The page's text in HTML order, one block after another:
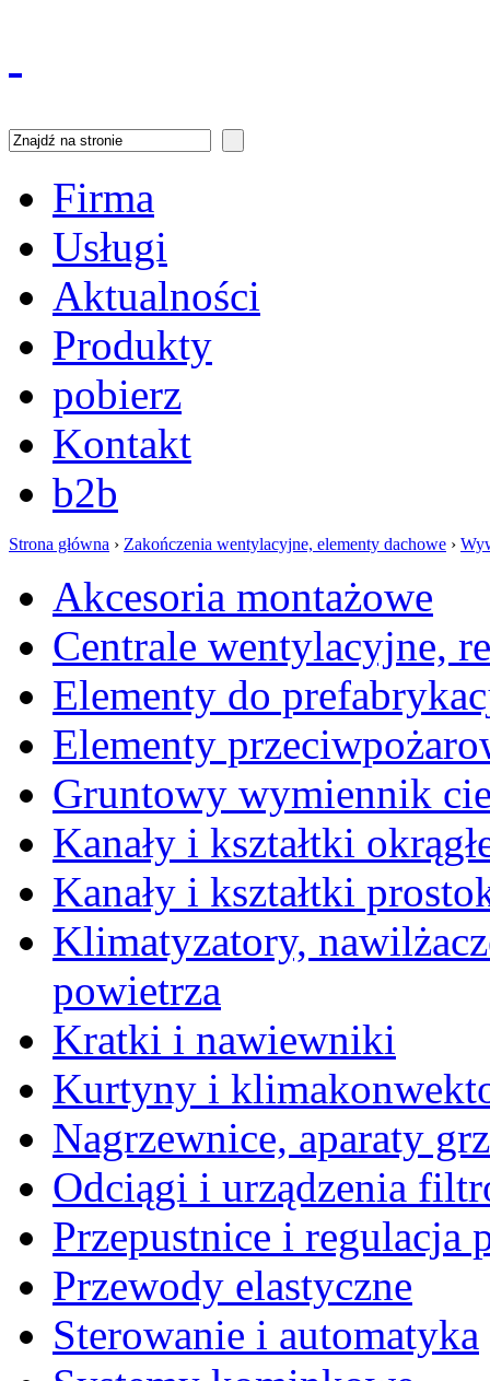
Firma
Usługi
Aktualności
Produkty
pobierz
Kontakt
b2b
Strona główna › Zakończenia wentylacyjne, elementy dachowe ›
Akcesoria montażowe
Centrale wentylacyjne,
Elementy do
Elementy
Gruntowy wymiennik
Kanały i kształtki
Kanały i kształtki
Klimatyzatory,
powietrza
Kratki i nawiewniki
Kurtyny i
Nagrzewnice, aparaty
Odciągi i urządzenia
Przepustnice i regulacja
Przewody elastyczne
Sterowanie i automatyka